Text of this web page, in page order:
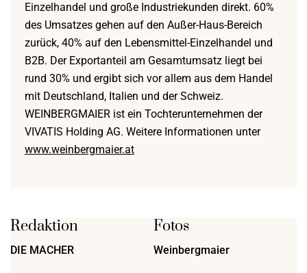
Einzelhandel und große Industriekunden direkt. 60%
des Umsatzes gehen auf den Außer-Haus-Bereich
zurück, 40% auf den Lebensmittel-Einzelhandel und
B2B. Der Exportanteil am Gesamtumsatz liegt bei
rund 30% und ergibt sich vor allem aus dem Handel
mit Deutschland, Italien und der Schweiz.
WEINBERGMAIER ist ein Tochterunternehmen der
VIVATIS Holding AG. Weitere Informationen unter
www.weinbergmaier.at
Redaktion
DIE MACHER
Fotos
Weinbergmaier